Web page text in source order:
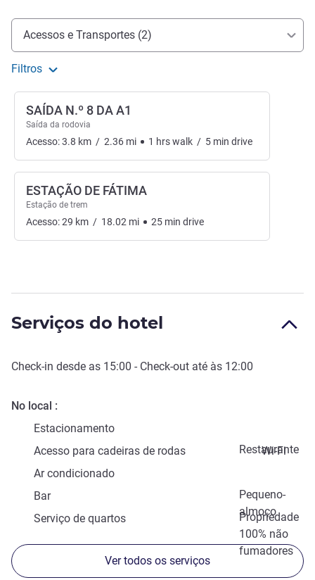
Acesso e transporte
Acessos e Transportes (2)
Filtros
SAÍDA N.º 8 DA A1
Saída da rodovia
Acesso:3.8 km / 2.36 mi 1 hrswalk / 5 min drive
ESTAÇÃO DE FÁTIMA
Estação de trem
Acesso:29 km / 18.02 mi 25 min drive
Serviços do hotel
Check-in desde as 15:00 - Check-out até às 12:00
No local
Estacionamento
Restaurante
Acesso para cadeiras de rodas
Wi-Fi
Ar condicionado
Pequeno-
almoço
Bar
Propriedade
100% não
fumadores
Serviço de quartos
Ver todos os serviços